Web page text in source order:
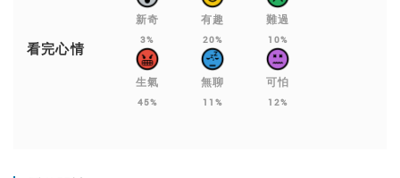
看完心情
新奇
3%
有趣
20%
難過
10%
生氣
45%
無聊
11%
可怕
12%